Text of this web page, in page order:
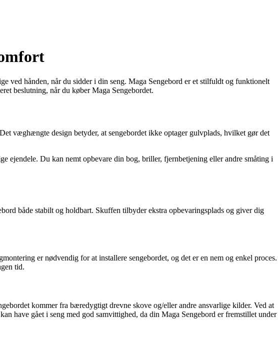
ved hånden, når du sidder i din seng. Maga Sengebord er et stilfuldt og funktionelt
beslutning, når du køber Maga Sengebordet.
væghængte design betyder, at sengebordet ikke optager gulvplads, hvilket gør det
ejendele. Du kan nemt opbevare din bog, briller, fjernbetjening eller andre småting i
både stabilt og holdbart. Skuffen tilbyder ekstra opbevaringsplads og giver dig
er nødvendig for at installere sengebordet, og det er en nem og enkel proces.
tid.
kommer fra bæredygtigt drevne skove og/eller andre ansvarlige kilder. Ved at
have gået i seng med god samvittighed, da din Maga Sengebord er fremstillet under